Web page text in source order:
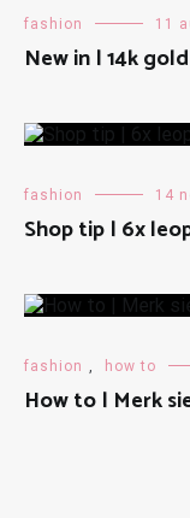
fashion 11
New in | 14k
fashion 14
Shop tip | 6x
fashion , how to
How to | Merk